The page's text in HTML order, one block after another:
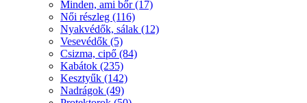
Minden, ami bőr (17)
Női részleg (116)
Nyakvédők, sálak (12)
Vesevédők (5)
Csizma, cipő (84)
Kabátok (235)
Kesztyűk (142)
Nadrágok (49)